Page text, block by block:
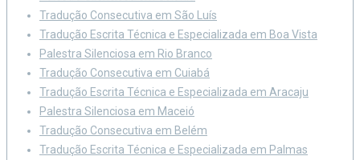
Tradução Consecutiva em São Luís
Tradução Escrita Técnica e Especializada em Boa Vista
Palestra Silenciosa em Rio Branco
Tradução Consecutiva em Cuiabá
Tradução Escrita Técnica e Especializada em Aracaju
Palestra Silenciosa em Maceió
Tradução Consecutiva em Belém
Tradução Escrita Técnica e Especializada em Palmas